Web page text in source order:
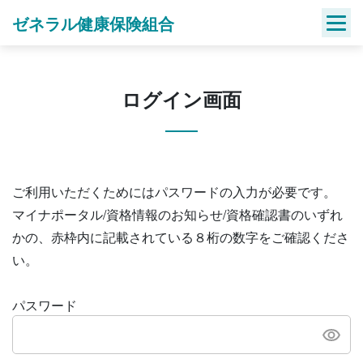
ゼネラル健康保険組合
ログイン画面
ご利用いただくためにはパスワードの入力が必要です。
マイナポータル/資格情報のお知らせ/資格確認書のいずれ
かの、赤枠内に記載されている８桁の数字をご確認くださ
い。
パスワード